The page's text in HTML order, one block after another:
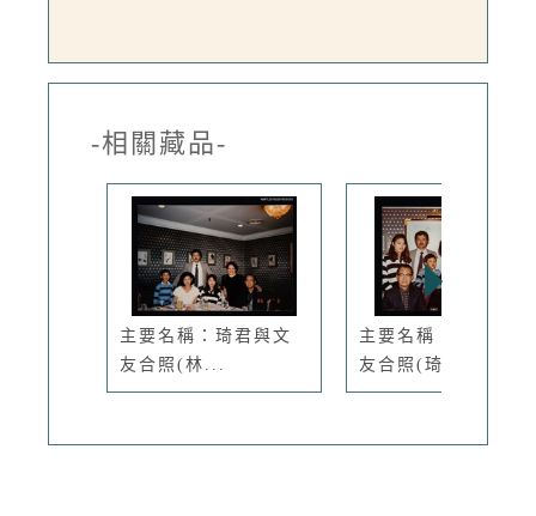
-相關藏品-
主要名稱：琦君與文
友合照(林...
主要名稱：琦君與文
友合照(琦...